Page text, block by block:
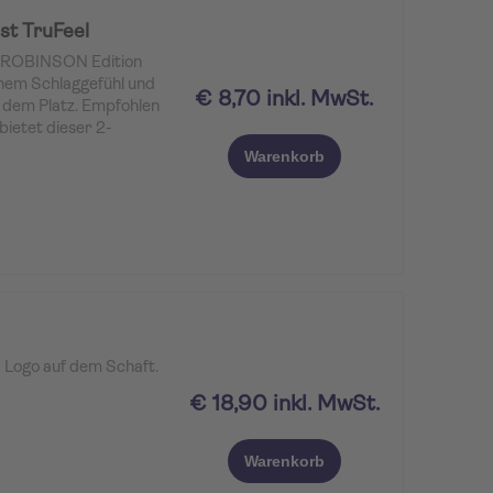
TruFeel
Edition
Schlaggefühl und
Platz. Empfohlen
dieser 2-
€ 8,70 inkl. MwSt.
Warenkorb
auf dem Schaft.
€ 18,90 inkl. MwSt.
Warenkorb